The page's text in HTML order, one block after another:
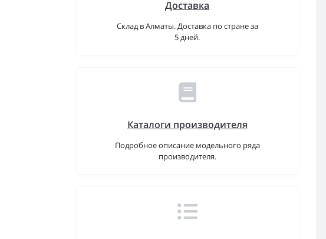
Доставка
Склад в Алматы. Доставка по стране за
5 дней.
Каталоги производителя
Подробное описание модельного ряда
производителя.